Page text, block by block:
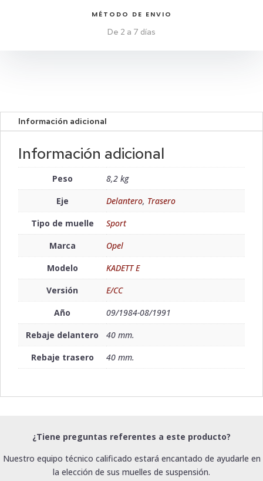
MÉTODO DE ENVIO
De 2 a 7 días
Información adicional
Información adicional
Peso
8,2 kg
Eje
Delantero, Trasero
Tipo de muelle
Sport
Marca
Opel
Modelo
KADETT E
Versión
E/CC
Año
09/1984-08/1991
Rebaje delantero
40 mm.
Rebaje trasero
40 mm.
¿Tiene preguntas referentes a este producto?
Nuestro equipo técnico calificado estará encantado de ayudarle en
la elección de sus muelles de suspensión.